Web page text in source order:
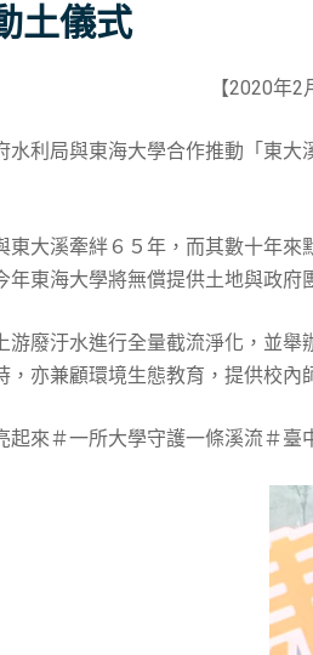
土儀式
【2020年
水利局與東海大學合作推動「東
東大溪牽絆６５年，而其數十年
年東海大學將無償提供土地與政
游廢汙水進行全量截流淨化，並
，亦兼顧環境生態教育，提供校內
起來＃一所大學守護一條溪流＃